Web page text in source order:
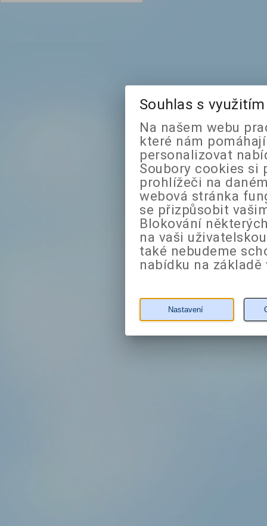
Souhlas s
Na našem webu
které nám
personalizovat
Soubory cookies si
prohlížeči na
webová stránka
se přizpůsobit
Blokování
na vaši
také nebudeme
nabídku na
Nastavení